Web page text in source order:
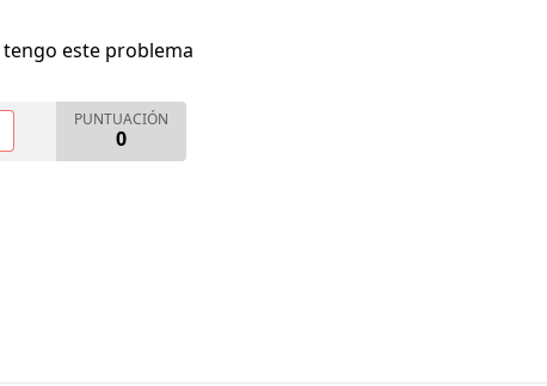
este problema
PUNTUACIÓN
0